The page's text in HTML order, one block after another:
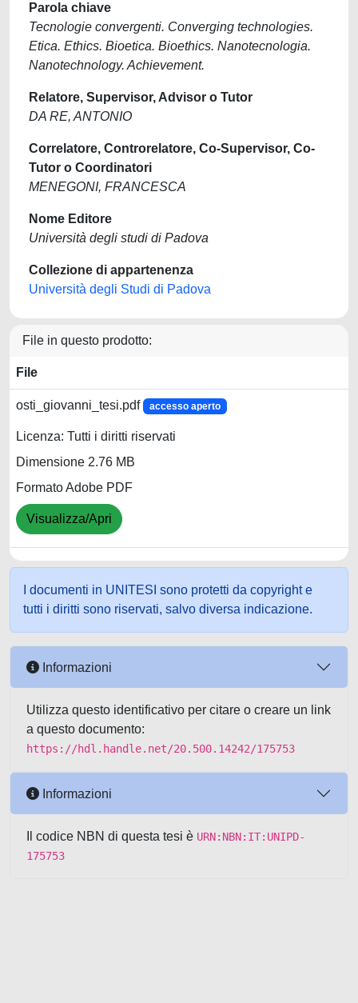
Parola chiave
Tecnologie convergenti. Converging technologies.
Etica. Ethics. Bioetica. Bioethics. Nanotecnologia.
Nanotechnology. Achievement.
Relatore, Supervisor, Advisor o Tutor
DA RE, ANTONIO
Correlatore, Controrelatore, Co-Supervisor, Co-
Tutor o Coordinatori
MENEGONI, FRANCESCA
Nome Editore
Università degli studi di Padova
Collezione di appartenenza
Università degli Studi di Padova
File in questo prodotto:
File
osti_giovanni_tesi.pdf accesso aperto
Licenza: Tutti i diritti riservati
Dimensione 2.76 MB
Formato Adobe PDF
Visualizza/Apri
I documenti in UNITESI sono protetti da copyright e
tutti i diritti sono riservati, salvo diversa indicazione.
Informazioni
Utilizza questo identificativo per citare o creare un link
a questo documento:
https://hdl.handle.net/20.500.14242/175753
Informazioni
Il codice NBN di questa tesi è URN:NBN:IT:UNIPD-
175753